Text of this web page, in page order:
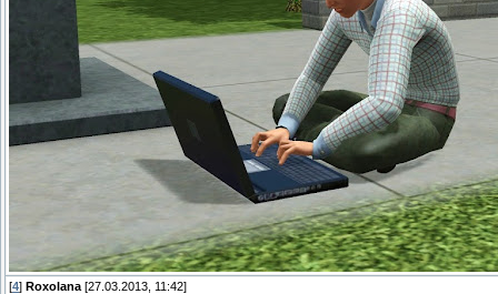
[4] Roxolana [27.03.2013, 11:42]